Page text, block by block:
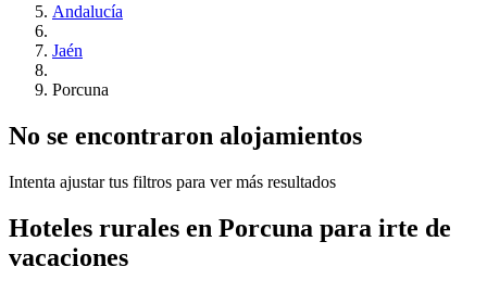
Andalucía
Jaén
Porcuna
No se encontraron alojamientos
Intenta ajustar tus filtros para ver más resultados
Hoteles rurales en Porcuna para irte de
vacaciones